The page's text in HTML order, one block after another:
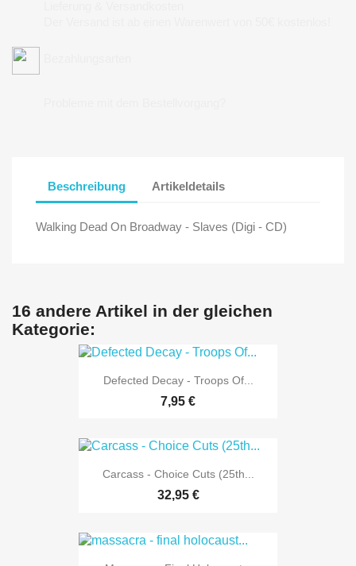
Beschreibung Artikeldetails
Walking Dead On Broadway - Slaves (Digi - CD)
16 andere Artikel in der gleichen
Kategorie:
Defected Decay - Troops Of...
7,95 €
Carcass - Choice Cuts (25th...
32,95 €